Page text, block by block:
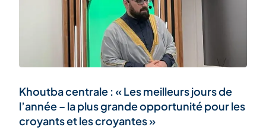
Khoutba centrale : « Les meilleurs jours de
l’année – la plus grande opportunité pour les
croyants et les croyantes »